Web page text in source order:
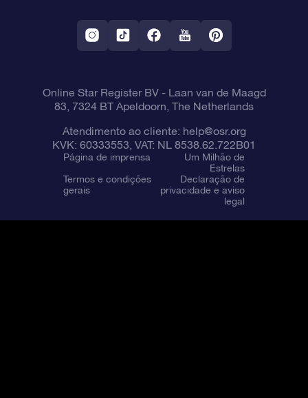
Aplicativo RV Fly me to the stars
Constelações
Online Star Register BV- Laan van de Maagd
83, 7324 BT Apeldoorn, The Netherlands
Atendimento ao cliente: help@osr.org
KVK: 60333553, VAT: NL 8538.62.722B01
Página de imprensa
Um Milhão de
Estrelas
Termos e condições
gerais
Declaração de
privacidade e aviso
legal